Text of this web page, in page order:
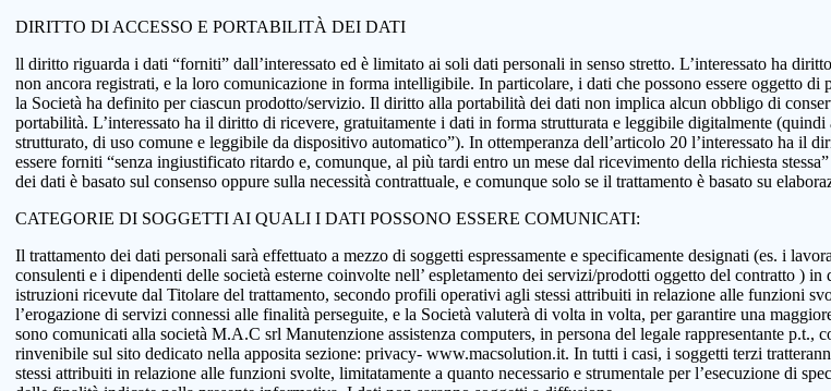
DIRITTO DI ACCESSO E PORTABILITÀ DEI DATI
ll diritto riguarda i dati “forniti” dall’interessato ed è limitato ai soli dati personali in senso stretto. L’interessato ha
non ancora registrati, e la loro comunicazione in forma intelligibile. In particolare, i dati che possono essere oggetto
la Società ha definito per ciascun prodotto/servizio. Il diritto alla portabilità dei dati non implica alcun obbligo di
portabilità. L’interessato ha il diritto di ricevere, gratuitamente i dati in forma strutturata e leggibile digitalmente
strutturato, di uso comune e leggibile da dispositivo automatico”). In ottemperanza dell’articolo 20 l’interessato ha il
essere forniti “senza ingiustificato ritardo e, comunque, al più tardi entro un mese dal ricevimento della richiesta
dei dati è basato sul consenso oppure sulla necessità contrattuale, e comunque solo se il trattamento è basato su
CATEGORIE DI SOGGETTI AI QUALI I DATI POSSONO ESSERE COMUNICATI:
Il trattamento dei dati personali sarà effettuato a mezzo di soggetti espressamente e specificamente designati (es. i
consulenti e i dipendenti delle società esterne coinvolte nell’ espletamento dei servizi/prodotti oggetto del contratto )
istruzioni ricevute dal Titolare del trattamento, secondo profili operativi agli stessi attribuiti in relazione alle funzioni
l’erogazione di servizi connessi alle finalità perseguite, e la Società valuterà di volta in volta, per garantire una
sono comunicati alla società M.A.C srl Manutenzione assistenza computers, in persona del legale rappresentante
rinvenibile sul sito dedicato nella apposita sezione: privacy- www.macsolution.it. In tutti i casi, i soggetti terzi
stessi attribuiti in relazione alle funzioni svolte, limitatamente a quanto necessario e strumentale per l’esecuzione di